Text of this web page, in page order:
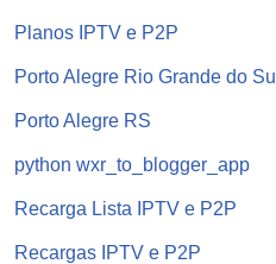
Planos IPTV e P2P
Porto Alegre Rio Grande do Sul
Porto Alegre RS
python wxr_to_blogger_app
Recarga Lista IPTV e P2P
Recargas IPTV e P2P